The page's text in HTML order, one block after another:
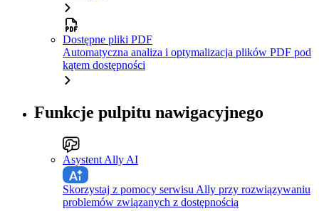
Dostępne pliki PDF
Automatyczna analiza i optymalizacja plików PDF pod
kątem dostępności
Funkcje pulpitu nawigacyjnego
Asystent Ally AI
Skorzystaj z pomocy serwisu Ally przy rozwiązywaniu
problemów związanych z dostępnością